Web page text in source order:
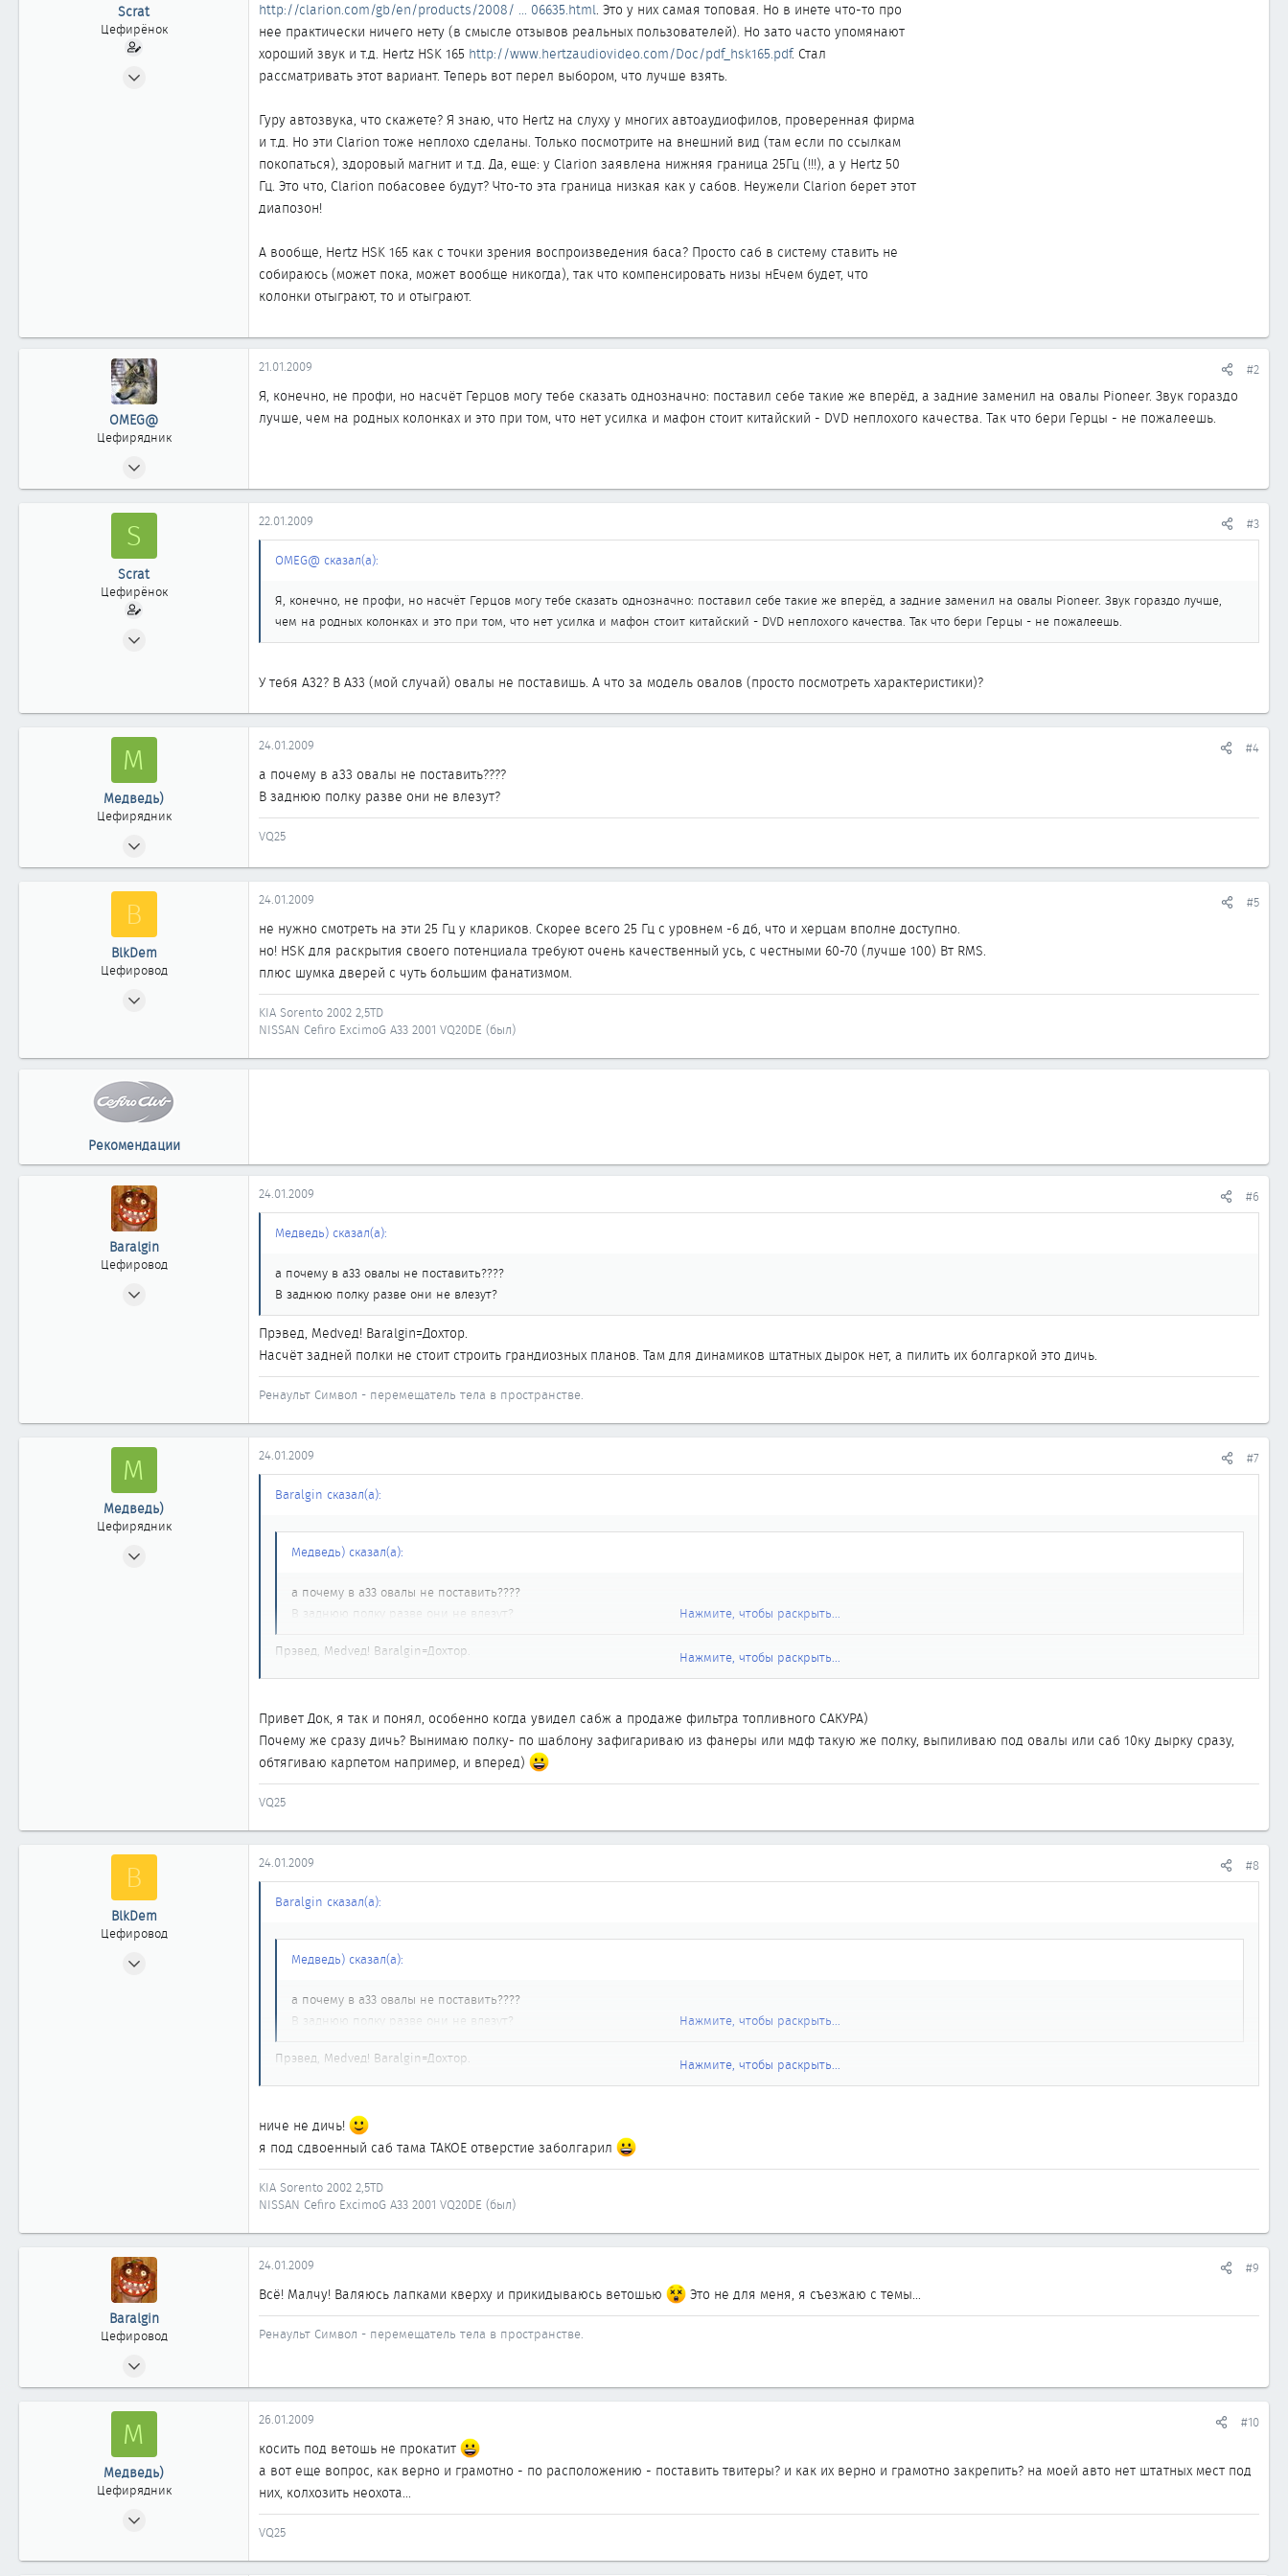
Scrat
Цефирёнок
http://clarion.com/gb/en/products/2008/ ... 06635.html. Это у них самая топовая. Но в инете что-то про
нее практически ничего нету (в смысле отзывов реальных пользователей). Но зато часто упомянают
хороший звук и т.д. Hertz HSK 165 http://www.hertzaudiovideo.com/Doc/pdf_hsk165.pdf. Стал
рассматривать этот вариант. Теперь вот перел выбором, что лучше взять.
Гуру автозвука, что скажете? Я знаю, что Hertz на слуху у многих автоаудиофилов, проверенная фирма
и т.д. Но эти Clarion тоже неплохо сделаны. Только посмотрите на внешний вид (там если по ссылкам
покопаться), здоровый магнит и т.д. Да, еще: у Clarion заявлена нижняя граница 25Гц (!!!), а у Hertz 50
Гц. Это что, Clarion побасовее будут? Что-то эта граница низкая как у сабов. Неужели Clarion берет этот
диапозон!
А вообще, Hertz HSK 165 как с точки зрения воспроизведения баса? Просто саб в систему ставить не
собираюсь (может пока, может вообще никогда), так что компенсировать низы нЕчем будет, что
колонки отыграют, то и отыграют.
OMEG@
Цефирядник
50
21.01.2009 #2
Я, конечно, не профи, но насчёт Герцов могу тебе сказать однозначно: поставил себе такие же вперёд, а задние заменил на овалы Pioneer. Звук гораздо
лучше, чем на родных колонках и это при том, что нет усилка и мафон стоит китайский - DVD неплохого качества. Так что бери Герцы - не пожалеешь.
S
Scrat
Цефирёнок
22.01.2009 #3
OMEG@ сказал(а):
Я, конечно, не профи, но насчёт Герцов могу тебе сказать однозначно: поставил себе такие же вперёд, а задние заменил на овалы Pioneer. Звук гораздо лучше,
чем на родных колонках и это при том, что нет усилка и мафон стоит китайский - DVD неплохого качества. Так что бери Герцы - не пожалеешь.
У тебя A32? В A33 (мой случай) овалы не поставишь. А что за модель овалов (просто посмотреть характеристики)?
М
Медведь)
Цефирядник
53
24.01.2009 #4
а почему в а33 овалы не поставить????
В заднюю полку разве они не влезут?
VQ25
B
BlkDem
Цефировод
24.01.2009 #5
не нужно смотреть на эти 25 Гц у клариков. Скорее всего 25 Гц с уровнем -6 дб, что и херцам вполне доступно.
но! HSK для раскрытия своего потенциала требуют очень качественный усь, с честными 60-70 (лучше 100) Вт RMS.
плюс шумка дверей с чуть большим фанатизмом.
KIA Sorento 2002 2,5TD
NISSAN Cefiro ExcimoG A33 2001 VQ20DE (был)
Рекомендации
Baralgin
Цефировод
24.01.2009 #6
Медведь) сказал(а):
а почему в а33 овалы не поставить????
В заднюю полку разве они не влезут?
Прэвед, Medveд! Baralgin=Дохтор.
Насчёт задней полки не стоит строить грандиозных планов. Там для динамиков штатных дырок нет, а пилить их болгаркой это дичь.
Ренаульт Символ - перемещатель тела в пространстве.
М
Медведь)
Цефирядник
24.01.2009 #7
Baralgin сказал(а):
Медведь) сказал(а):
а почему в а33 овалы не поставить????
В заднюю полку разве они не влезут?
Нажмите, чтобы раскрыть...
Прэвед, Medveд! Baralgin=Дохтор.
Нажмите, чтобы раскрыть...
Привет Док, я так и понял, особенно когда увидел сабж а продаже фильтра топливного САКУРА)
Почему же сразу дичь? Вынимаю полку- по шаблону зафигариваю из фанеры или мдф такую же полку, выпиливаю под овалы или саб 10ку дырку сразу,
обтягиваю карпетом например, и вперед)
VQ25
B
BlkDem
Цефировод
24.01.2009 #8
Baralgin сказал(а):
Медведь) сказал(а):
а почему в а33 овалы не поставить????
В заднюю полку разве они не влезут?
Нажмите, чтобы раскрыть...
Прэвед, Medveд! Baralgin=Дохтор.
Нажмите, чтобы раскрыть...
ниче не дичь!
я под сдвоенный саб тама ТАКОЕ отверстие заболгарил
KIA Sorento 2002 2,5TD
NISSAN Cefiro ExcimoG A33 2001 VQ20DE (был)
Baralgin
Цефировод
974
24.01.2009 #9
Всё! Малчу! Валяюсь лапками кверху и прикидываюсь ветошью Это не для меня, я съезжаю с темы...
Ренаульт Символ - перемещатель тела в пространстве.
М
Медведь)
Цефирядник
0
26.01.2009 #10
косить под ветошь не прокатит
а вот еще вопрос, как верно и грамотно - по расположению - поставить твитеры? и как их верно и грамотно закрепить? на моей авто нет штатных мест под
них, колхозить неохота...
VQ25